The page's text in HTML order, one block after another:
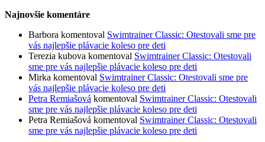
Najnovšie komentáre
Barbora komentoval Swimtrainer Classic: Otestovali sme pre
vás najlepšie plávacie koleso pre deti
Terezia kubova komentoval Swimtrainer Classic: Otestovali
sme pre vás najlepšie plávacie koleso pre deti
Mirka komentoval Swimtrainer Classic: Otestovali sme pre
vás najlepšie plávacie koleso pre deti
Petra Remiašová komentoval Swimtrainer Classic: Otestovali
sme pre vás najlepšie plávacie koleso pre deti
Petra Remiašová komentoval Swimtrainer Classic: Otestovali
sme pre vás najlepšie plávacie koleso pre deti